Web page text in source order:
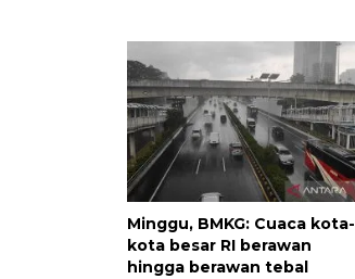
Minggu, BMKG: Cuaca kota-
kota besar RI berawan
hingga berawan tebal